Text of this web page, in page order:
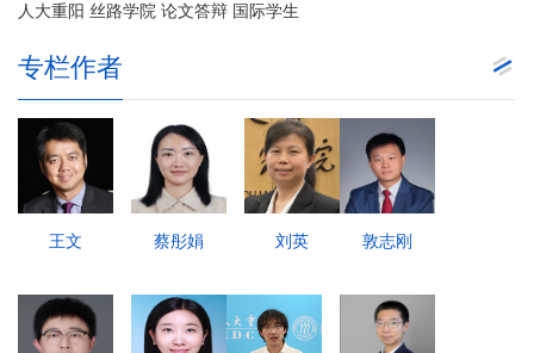
人大重阳 丝路学院 论文答辩 国际学生
专栏作者
王文 蔡彤娟 刘英 敦志刚